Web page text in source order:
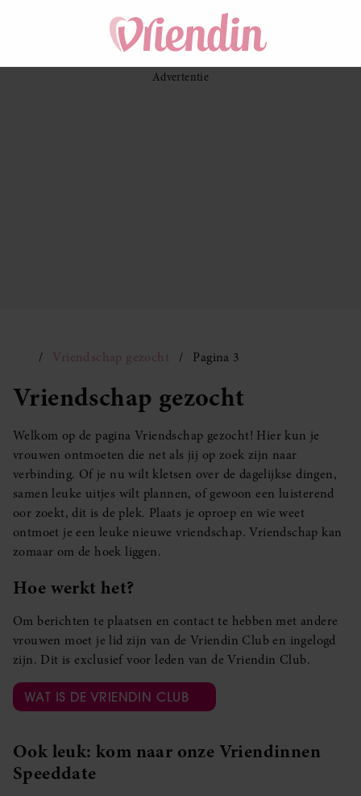
Vriendschap gezocht Pagina 3
Vriendschap gezocht
Welkom op de pagina Vriendschap gezocht! Hier kun je
vrouwen ontmoeten die net als jij op zoek zijn naar
verbinding. Of je nu wilt kletsen over de dagelijkse dingen,
samen leuke uitjes wilt plannen, of gewoon een luisterend
oor zoekt, dit is de plek. Plaats je oproep en wie weet
ontmoet je een leuke nieuwe vriendschap. Vriendschap kan
zomaar om de hoek liggen.
Hoe werkt het?
Om berichten te plaatsen en contact te hebben met andere
vrouwen moet je lid zijn van de Vriendin Club en ingelogd
zijn. Dit is exclusief voor leden van de Vriendin Club.
WAT IS DE VRIENDIN CLUB
Ook leuk: kom naar onze Vriendinnen
Speeddate